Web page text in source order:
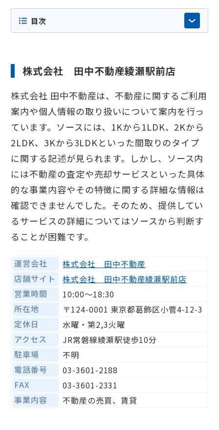
ございません。内容の正確性や最新性には十
分配慮しておりますが店舗情報やサービス内
ください。
目次
株式会社 田中不動産綾瀬駅前店
株式会社 田中不動産は、不動産に関するご利用
案内や個人情報の取り扱いについて案内を行っ
ています。ソースには、1Kから1LDK、2Kから
2LDK、3Kから3LDKといった間取りのタイプ
に関する記述が見られます。しかし、ソース内
には不動産の査定や売却サービスといった具体
的な事業内容やその特徴に関する詳細な情報は
確認できませんでした。そのため、提供してい
るサービスの詳細についてはソースから判断す
ることが困難です。
運営会社
株式会社 田中不動産
店舗サイト
株式会社 田中不動産綾瀬駅前店
営業時間
10:00〜18:30
所在地
〒124-0001 東京都葛飾区小菅4-12-3
定休日
水曜・第2,3火曜
アクセス
JR常磐線綾瀬駅徒歩10分
駐車場
不明
電話番号
03-3601-2188
FAX
03-3601-2331
事業内容
不動産の売買、賃貸